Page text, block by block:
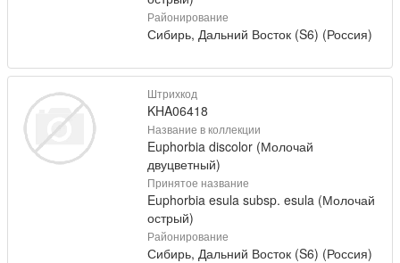
Районирование
Сибирь, Дальний Восток (S6) (Россия)
Штрихкод
KHA06418
Название в коллекции
Euphorbia discolor (Молочай
двуцветный)
Принятое название
Euphorbia esula subsp. esula (Молочай
острый)
Районирование
Сибирь, Дальний Восток (S6) (Россия)